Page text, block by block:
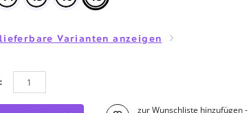
Varianten anzeigen
zur Wunschliste hinzufügen -